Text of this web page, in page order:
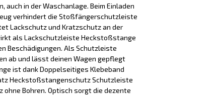
in der Waschanlage. Beim Einladen
verhindert die Stoßfängerschutzleiste
Lackschutz und Kratzschutz an der
als Lackschutzleiste Heckstoßstange
Beschädigungen. Als Schutzleiste
ab und lässt deinen Wagen gepflegt
ist dank Doppelseitiges Klebeband
Heckstoßstangenschutz Schutzleiste
ohne Bohren. Optisch sorgt die dezente